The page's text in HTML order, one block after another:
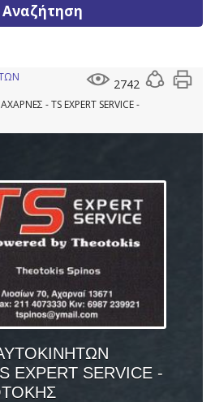
Αναζήτηση
2742
- TS EXPERT SERVICE -
EXPERT SERVICE -